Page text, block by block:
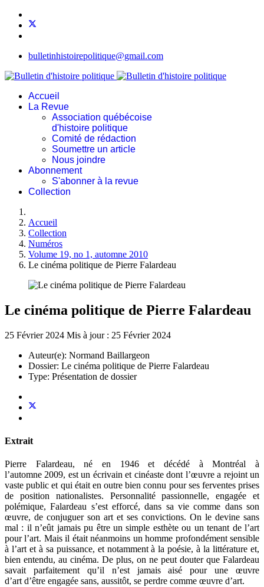
bulletinhistoirepolitique@gmail.com
Accueil
La Revue
Association québécoise
d'histoire politique
Comité de rédaction
Soumettre un article
Nous joindre
Abonnement
S'abonner à la revue
Collection
Accueil
Collection
Numéros
Volume 19, no 1, automne 2010
Le cinéma politique de Pierre Falardeau
Le cinéma politique de Pierre Falardeau
25 Février 2024 Mis à jour : 25 Février 2024
Auteur(e): Normand Baillargeon
Dossier: Le cinéma politique de Pierre Falardeau
Type: Présentation de dossier
Extrait
Pierre Falardeau, né en 1946 et décédé à Montréal à
l’automne 2009, est un écrivain et cinéaste dont l’œuvre a rejoint un
vaste public et qui était en outre bien connu pour ses ferventes prises
de position nationalistes. Personnalité passionnelle, engagée et
polémique, Falardeau s’est efforcé, dans sa vie comme dans son
œuvre, de conjuguer son art et ses convictions. On le devine sans
mal : il n’eût jamais pu être un simple esthète ou un tenant de l’art
pour l’art. Mais il était néanmoins un homme profondément sensible
à l’art et à sa puissance, et notamment à la poésie, à la littérature et,
bien entendu, au cinéma. De plus, on ne peut douter que Falardeau
savait parfaitement qu’il n’est jamais aisé pour une œuvre
d’art d’être engagée sans, aussitôt, se perdre comme œuvre d’art.